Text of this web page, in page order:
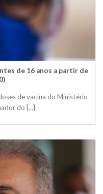
de 16 anos a partir de
de vacina do Ministério
do [...]